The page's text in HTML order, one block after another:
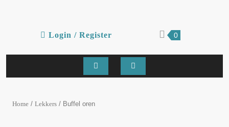
Login / Register
Register
shopping
0
Open
Home / Lekkers / Buffel oren